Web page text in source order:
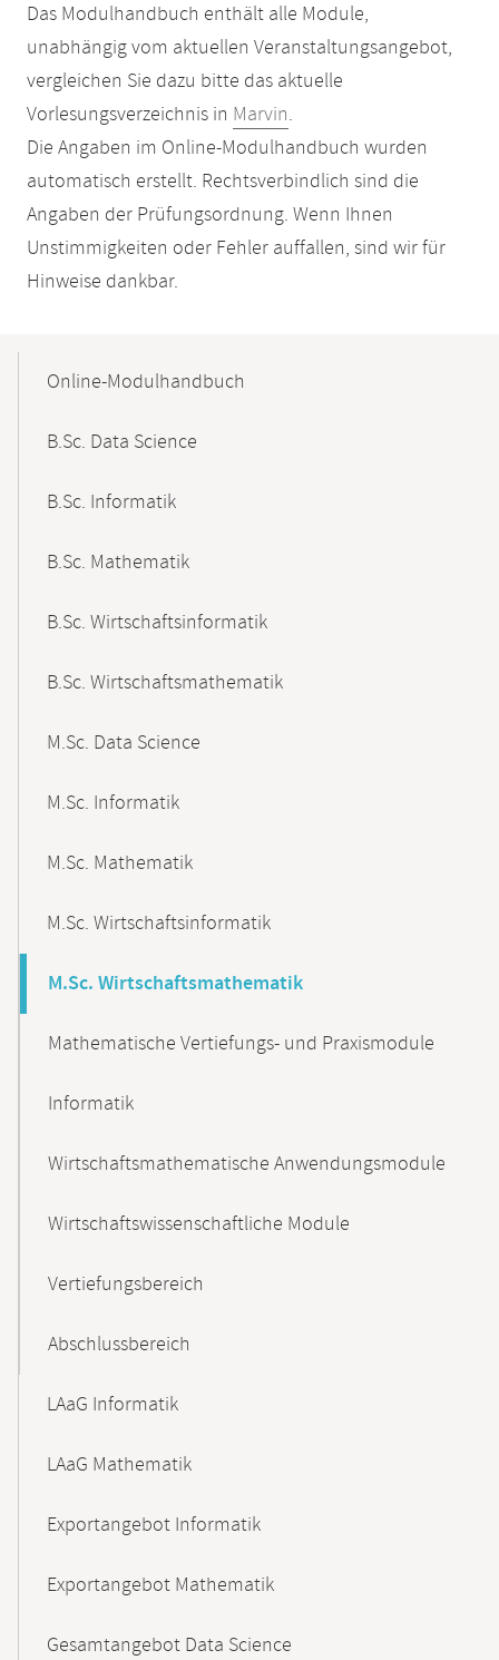
Das Modulhandbuch enthält alle Module,
unabhängig vom aktuellen Veranstaltungsangebot,
vergleichen Sie dazu bitte das aktuelle
Vorlesungsverzeichnis in Marvin.
Die Angaben im Online-Modulhandbuch wurden
automatisch erstellt. Rechtsverbindlich sind die
Angaben der Prüfungsordnung. Wenn Ihnen
Unstimmigkeiten oder Fehler auffallen, sind wir für
Hinweise dankbar.
NavigationOnline-Modulhandbuch
B.Sc. Data Science
B.Sc. Informatik
B.Sc. Mathematik
B.Sc. Wirtschaftsinformatik
B.Sc. Wirtschaftsmathematik
M.Sc. Data Science
M.Sc. Informatik
M.Sc. Mathematik
M.Sc. Wirtschaftsinformatik
M.Sc. Wirtschaftsmathematik
Mathematische Vertiefungs- und Praxismodule
Informatik
Wirtschaftsmathematische Anwendungsmodule
Wirtschaftswissenschaftliche Module
Vertiefungsbereich
Abschlussbereich
LAaG Informatik
LAaG Mathematik
Exportangebot Informatik
Exportangebot Mathematik
Gesamtangebot Data Science